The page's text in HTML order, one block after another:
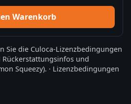
Warenkorb
Sie die Culoca-Lizenzbedingungen
und
Squeezy). · Lizenzbedingungen